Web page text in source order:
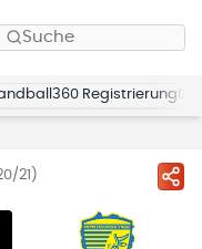
Suche
Registrierung
21)